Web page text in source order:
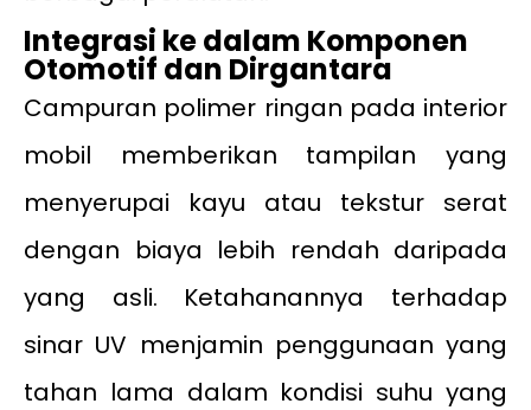
Integrasi ke dalam Komponen
Otomotif dan Dirgantara
Campuran polimer ringan pada interior
mobil memberikan tampilan yang
menyerupai kayu atau tekstur serat
dengan biaya lebih rendah daripada
yang asli. Ketahanannya terhadap
sinar UV menjamin penggunaan yang
tahan lama dalam kondisi suhu yang